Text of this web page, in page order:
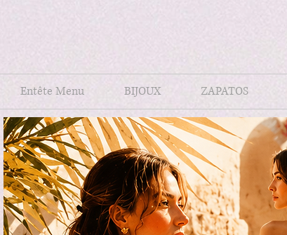
Entête Menu BIJOUX ZAPATOS